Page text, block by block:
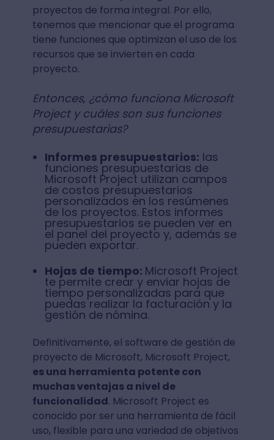
proyectos de forma integral. Por ello,
tenemos que mencionar que el programa
tiene funciones que optimizan el uso de los
recursos que se invierten en cada
proyecto.
Entonces, ¿cómo funciona Microsoft
Project y cuáles son sus funciones
presupuestarias?
Informes presupuestarios: las
funciones presupuestarias de
Microsoft Project utilizan campos
de costos presupuestarios
personalizados en los resúmenes
de los proyectos. Estos informes
presupuestarios se pueden ver en
el panel del proyecto y, además se
pueden exportar.
Hojas de tiempo: Microsoft Project
te permite crear y enviar hojas de
tiempo personalizadas para que
puedas realizar la facturación y la
gestión de nómina.
Definitivamente, el software de gestión de
proyecto de Microsoft, Microsoft Project,
es una herramienta potente con
muchas ventajas a nivel de
funcionalidad. Microsoft Project es
conocido por ser una herramienta de fácil
uso, flexible para una variedad de objetivos